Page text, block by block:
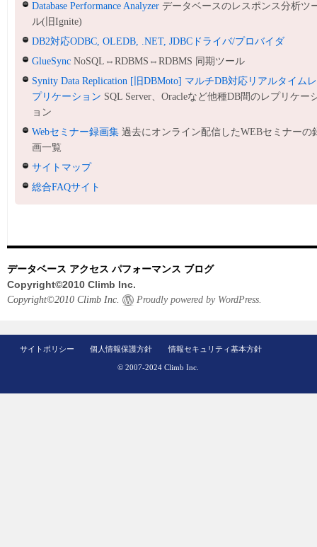
Database Performance Analyzer データベースのレスポンス分析ツ
ル(旧Ignite)
DB2対応ODBC, OLEDB, .NET, JDBCドライバ/プロバイダ
GlueSync NoSQL⇔RDBMS⇔RDBMS 同期ツール
Synity Data Replication [旧DBMoto] マルチDB対応リアルタイムレ
プリケーション SQL Server、Oracleなど他種DB間のレプリケー
ョン
Webセミナー録画集 過去にオンライン配信したWEBセミナーの
画一覧
サイトマップ
総合FAQサイト
データベース アクセス パフォーマンス ブログ
Copyright©2010 Climb Inc.
Copyright©2010 Climb Inc. Proudly powered by WordPress.
サイトポリシー 個人情報保護方針 情報セキュリティ基本方針
© 2007-2024 Climb Inc.